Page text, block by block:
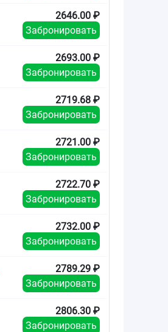
2646.00 ₽
Забронировать
2693.00 ₽
Забронировать
2719.68 ₽
Забронировать
2721.00 ₽
Забронировать
2722.70 ₽
Забронировать
2732.00 ₽
Забронировать
2789.29 ₽
Забронировать
2806.30 ₽
Забронировать